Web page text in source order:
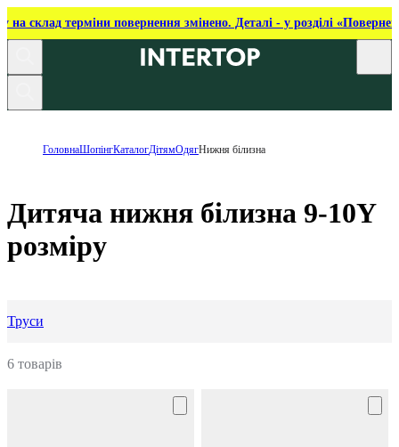
на склад терміни повернення змінено. Деталі - у розділі
ГоловнаШопінгКаталогДітямОдягНижня білизна
Дитяча нижня білизна 9-10Y
розміру
Труси
6 товарів